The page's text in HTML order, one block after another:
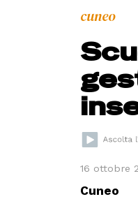
cuneo
16 ottobre
Cuneo